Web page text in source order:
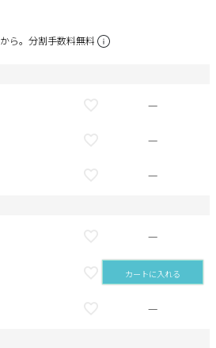
から。分割手数料無料
—
—
—
—
カートに入れる
—